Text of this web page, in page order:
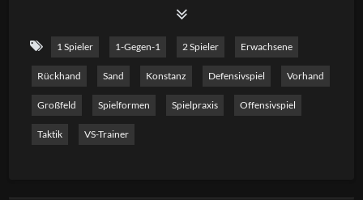
Richtungswechsel greift man offensiv, aber auch taktisch
in den Ballwechsel ein. Im besten Fall hat der Spieler sich
eine gute Möglichkeit erarbeitet die Richtung zu
wechseln über eine gute Länge im Cross oder longline
Duell. Wichtig ist auch, dass der Wechsel longline aus dem
Cross-Duell deutlich risikoreicher ist als umgekehrt. In
1 Spieler 1-Gegen-1 2 Spieler Erwachsene
Rückhand Sand Konstanz Defensivspiel Vorhand
Großfeld Spielformen Spielpraxis Offensivspiel
Taktik VS-Trainer